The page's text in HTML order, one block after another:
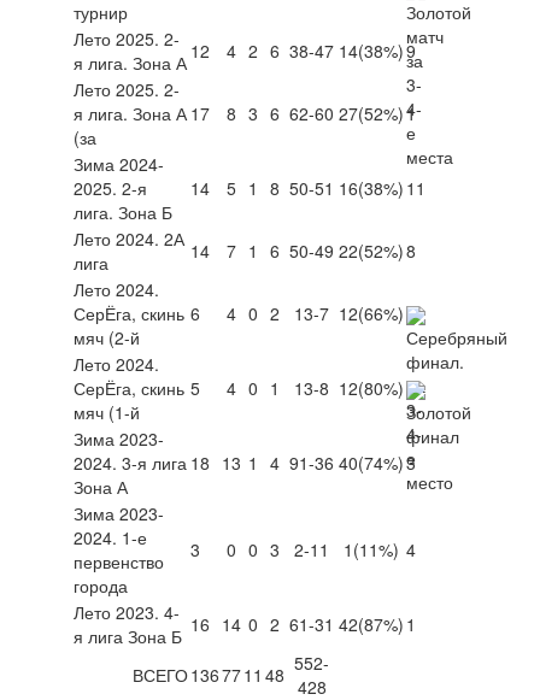
турнир
Лето 2025. 2-
я лига. Зона А 12 4 2 6 38-47 14(38%)9
Лето 2025. 2-
я лига. Зона А
(за
17 8 3 6 62-60 27(52%)1
Зима 2024-
2025. 2-я
лига. Зона Б
14 5 1 8 50-51 16(38%) 11
Лето 2024. 2А
лига
14 7 1 6 50-49 22(52%)8
Лето 2024.
СерЁга, скинь
мяч (2-й
6 4 0 2 13-7 12(66%)
Лето 2024.
СерЁга, скинь
мяч (1-й
5 4 0 1 13-8 12(80%)
Зима 2023-
2024. 3-я лига
Зона А
18 13 1 4 91-36 40(74%)3
Зима 2023-
2024. 1-е
первенство
города
3 0 0 3 2-11 1 (11%) 4
Лето 2023. 4-
я лига Зона Б 16 14 0 2 61-31 42(87%) 1
ВСЕГО1367711 48 552-
428